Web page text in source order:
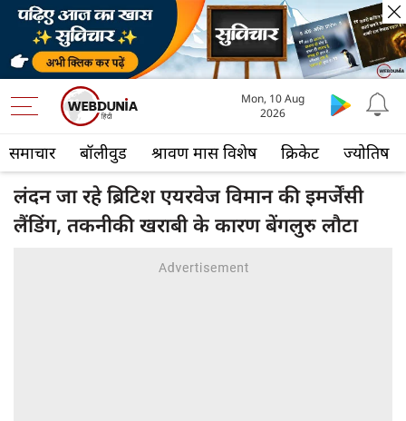
समाचार बॉलीवुड श्रावण मास विशेष क्रिकेट ज्योतिष
Mon, 10 Aug
2026
लंदन जा रहे ब्रिटिश एयरवेज विमान की इमर्जेंसी
लैंडिंग, तकनीकी खराबी के कारण बेंगलुरु लौटा